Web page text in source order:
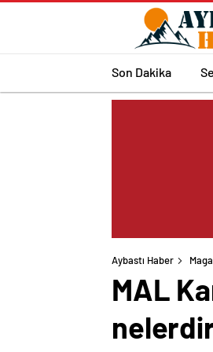
Son Dakika
Aybastı Haber
MAL